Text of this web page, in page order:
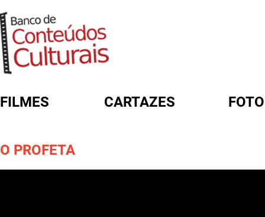
FILMES CARTAZES
O PROFETA